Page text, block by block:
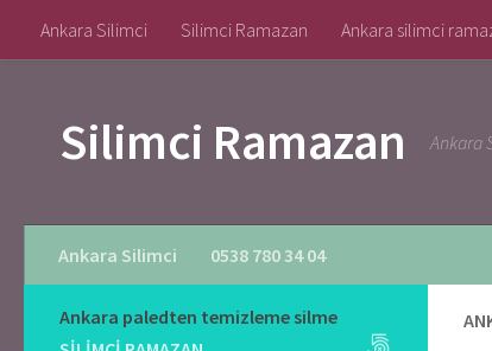
Skip to content
Ankara Silimci Silimci Ramazan Ankara silimci
Silimci Ramazan Ankara
Ankara Silimci 0538 780 34 04
Ankara paledten temizleme silme